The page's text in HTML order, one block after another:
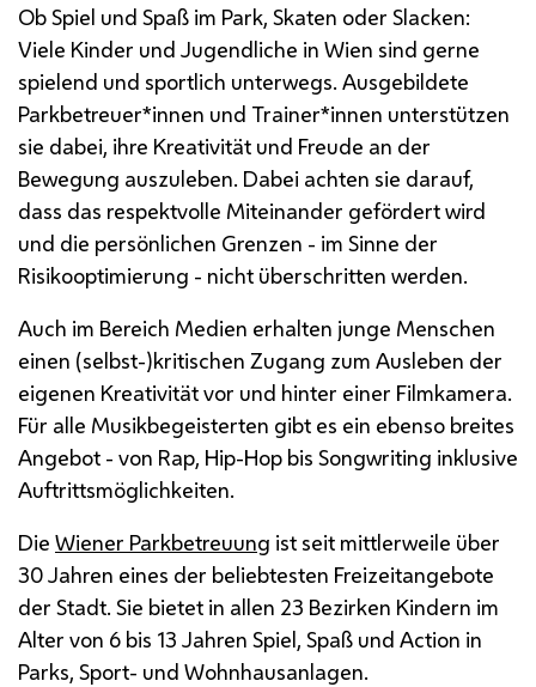
Ob Spiel und Spaß im Park, Skaten oder Slacken:
Viele Kinder und Jugendliche in Wien sind gerne
spielend und sportlich unterwegs. Ausgebildete
Parkbetreuer*innen und Trainer*innen unterstützen
sie dabei, ihre Kreativität und Freude an der
Bewegung auszuleben. Dabei achten sie darauf,
dass das respektvolle Miteinander gefördert wird
und die persönlichen Grenzen - im Sinne der
Risikooptimierung - nicht überschritten werden.
Auch im Bereich Medien erhalten junge Menschen
einen (selbst-)kritischen Zugang zum Ausleben der
eigenen Kreativität vor und hinter einer Filmkamera.
Für alle Musikbegeisterten gibt es ein ebenso breites
Angebot - von Rap, Hip-Hop bis Songwriting inklusive
Auftrittsmöglichkeiten.
Die Wiener Parkbetreuung ist seit mittlerweile über
30 Jahren eines der beliebtesten Freizeitangebote
der Stadt. Sie bietet in allen 23 Bezirken Kindern im
Alter von 6 bis 13 Jahren Spiel, Spaß und Action in
Parks, Sport- und Wohnhausanlagen.